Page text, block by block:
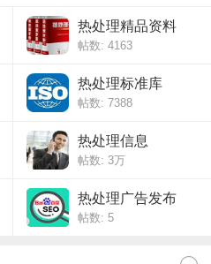
热处理精品资料
帖数: 4163
热处理标准库
帖数: 7388
热处理信息
帖数: 3万
热处理广告发布
帖数: 5